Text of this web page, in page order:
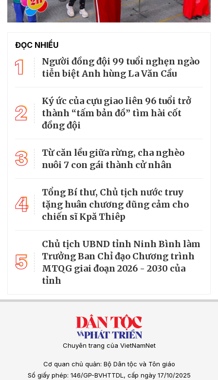
ĐỌC NHIỀU
1
Người đồng đội 99 tuổi nghẹn ngào
tiễn biệt Anh hùng La Văn Cầu
2
Ký ức của cựu giao liên 96 tuổi trở
thành “tấm bản đồ” tìm hài cốt
đồng đội
3
Từ căn lều giữa rừng, cha nghèo
nuôi 7 con gái thành cử nhân
4
Tổng Bí thư, Chủ tịch nước truy
tặng huân chương dũng cảm cho
chiến sĩ Kpă Thiêp
5
Chủ tịch UBND tỉnh Ninh Bình làm
Trưởng Ban Chỉ đạo Chương trình
MTQG giai đoạn 2026 - 2030 của
tỉnh
Chuyên trang của VietNamNet
Cơ quan chủ quản: Bộ Dân tộc và Tôn giáo
Số giấy phép: 146/GP-BVHTTDL, cấp ngày 17/10/2025